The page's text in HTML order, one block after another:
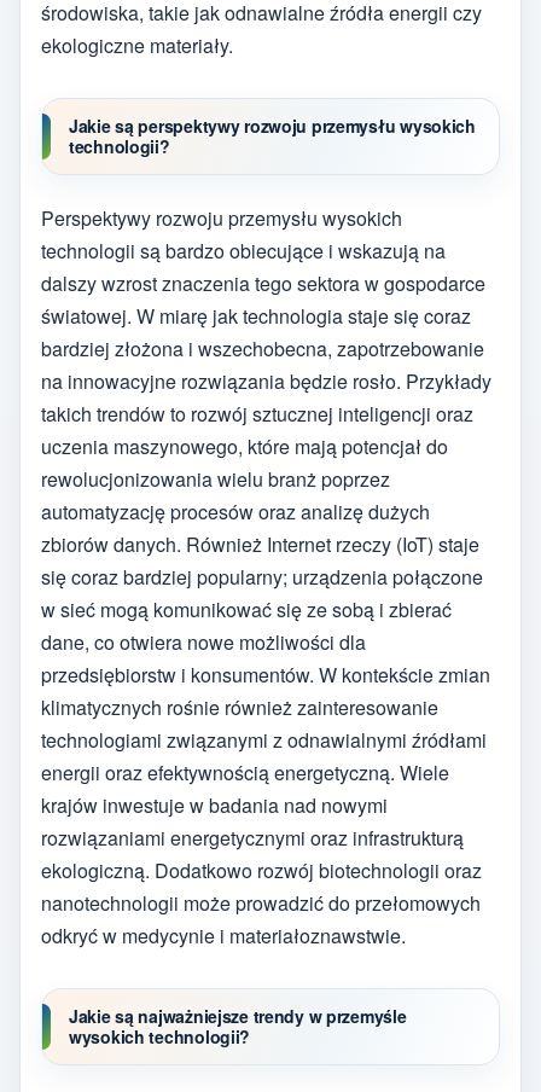
środowiska, takie jak odnawialne źródła energii czy
ekologiczne materiały.
Jakie są perspektywy rozwoju przemysłu wysokich
technologii?
Perspektywy rozwoju przemysłu wysokich
technologii są bardzo obiecujące i wskazują na
dalszy wzrost znaczenia tego sektora w gospodarce
światowej. W miarę jak technologia staje się coraz
bardziej złożona i wszechobecna, zapotrzebowanie
na innowacyjne rozwiązania będzie rosło. Przykłady
takich trendów to rozwój sztucznej inteligencji oraz
uczenia maszynowego, które mają potencjał do
rewolucjonizowania wielu branż poprzez
automatyzację procesów oraz analizę dużych
zbiorów danych. Również Internet rzeczy (IoT) staje
się coraz bardziej popularny; urządzenia połączone
w sieć mogą komunikować się ze sobą i zbierać
dane, co otwiera nowe możliwości dla
przedsiębiorstw i konsumentów. W kontekście zmian
klimatycznych rośnie również zainteresowanie
technologiami związanymi z odnawialnymi źródłami
energii oraz efektywnością energetyczną. Wiele
krajów inwestuje w badania nad nowymi
rozwiązaniami energetycznymi oraz infrastrukturą
ekologiczną. Dodatkowo rozwój biotechnologii oraz
nanotechnologii może prowadzić do przełomowych
odkryć w medycynie i materiałoznawstwie.
Jakie są najważniejsze trendy w przemyśle
wysokich technologii?